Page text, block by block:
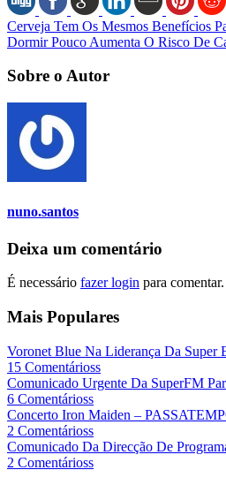
Cerveja Tem Os Mesmos Benefícios
Dormir Pouco Aumenta O Risco De
Sobre o Autor
nuno.santos
Deixa um comentário
É necessário fazer login para comentar.
Mais Populares
Voronet Blue Na Liderança Da Super
15 Comentárioss
Comunicado Urgente Da SuperFM
6 Comentárioss
Concerto Iron Maiden –
2 Comentárioss
Comunicado Da Direcção De
2 Comentárioss